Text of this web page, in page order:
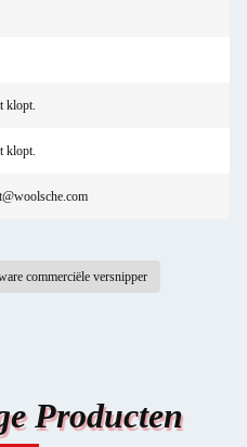
klopt.
klopt.
commerciële versnipper
Producten